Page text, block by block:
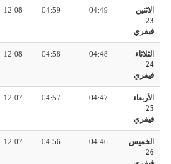
الاثنين
23
فيفري
04:49
04:59
12:08
الثلاثاء
24
فيفري
04:48
04:58
12:08
الأربعاء
25
فيفري
04:47
04:57
12:07
الخميس
26
04:46
04:56
12:07